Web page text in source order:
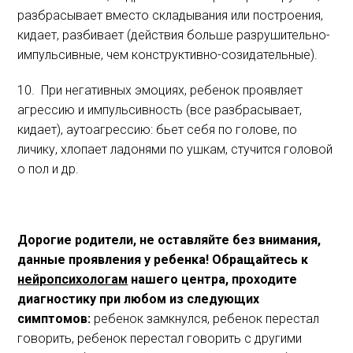
разбрасывает вместо складывания или построения,
кидает, разбивает (действия больше разрушительно-
импульсивные, чем конструктивно-созидательные).
10. При негативных эмоциях, ребенок проявляет
агрессию и импульсивность (все разбрасывает,
кидает), аутоагрессию: бьет себя по голове, по
личику, хлопает ладонями по ушкам, стучится головой
о пол и др.
Дорогие родители, не оставляйте без внимания,
данные проявления у ребенка! Обращайтесь к
нейропсихологам нашего центра, проходите
диагностику при любом из следующих
симптомов: ребенок замкнулся, ребенок перестал
говорить, ребенок перестал говорить с другими